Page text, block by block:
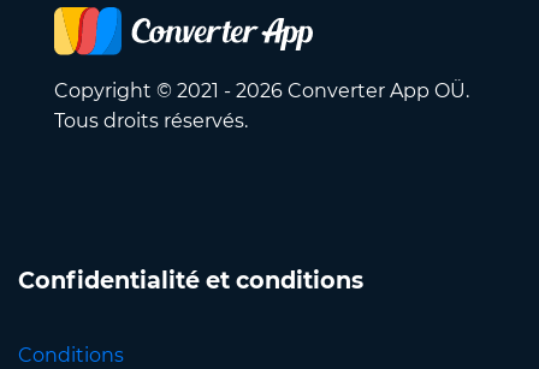
Copyright © 2021 - 2026 Converter App OÜ.
Tous droits réservés.
Confidentialité et conditions
Conditions